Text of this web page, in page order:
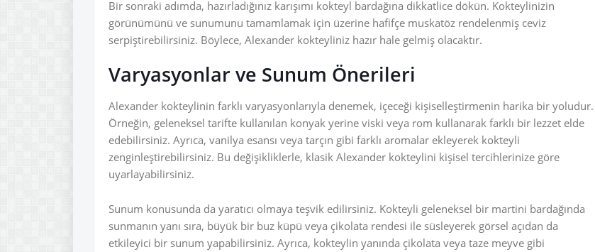
Bir sonraki adımda, hazırladığınız karışımı kokteyl bardağına dikkatlice dökün. Kokteylinizin
görünümünü ve sunumunu tamamlamak için üzerine hafifçe muskatöz rendelenmiş ceviz
serpiştirebilirsiniz. Böylece, Alexander kokteyliniz hazır hale gelmiş olacaktır.
Varyasyonlar ve Sunum Önerileri
Alexander kokteylinin farklı varyasyonlarıyla denemek, içeceği kişiselleştirmenin harika bir yoludur.
Örneğin, geleneksel tarifte kullanılan konyak yerine viski veya rom kullanarak farklı bir lezzet elde
edebilirsiniz. Ayrıca, vanilya esansı veya tarçın gibi farklı aromalar ekleyerek kokteyli
zenginleştirebilirsiniz. Bu değişikliklerle, klasik Alexander kokteylini kişisel tercihlerinize göre
uyarlayabilirsiniz.
Sunum konusunda da yaratıcı olmaya teşvik edilirsiniz. Kokteyli geleneksel bir martini bardağında
sunmanın yanı sıra, büyük bir buz küpü veya çikolata rendesi ile süsleyerek görsel açıdan da
etkileyici bir sunum yapabilirsiniz. Ayrıca, kokteylin yanında çikolata veya taze meyve gibi